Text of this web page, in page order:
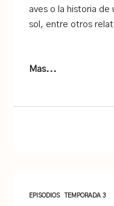
aves o la historia de
sol, entre otros
Mas...
EPISODIOS TEMPORADA 3